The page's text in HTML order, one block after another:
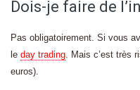
Dois-je faire de
Pas obligatoirement. Si vous
le day trading. Mais c’est très
euros).